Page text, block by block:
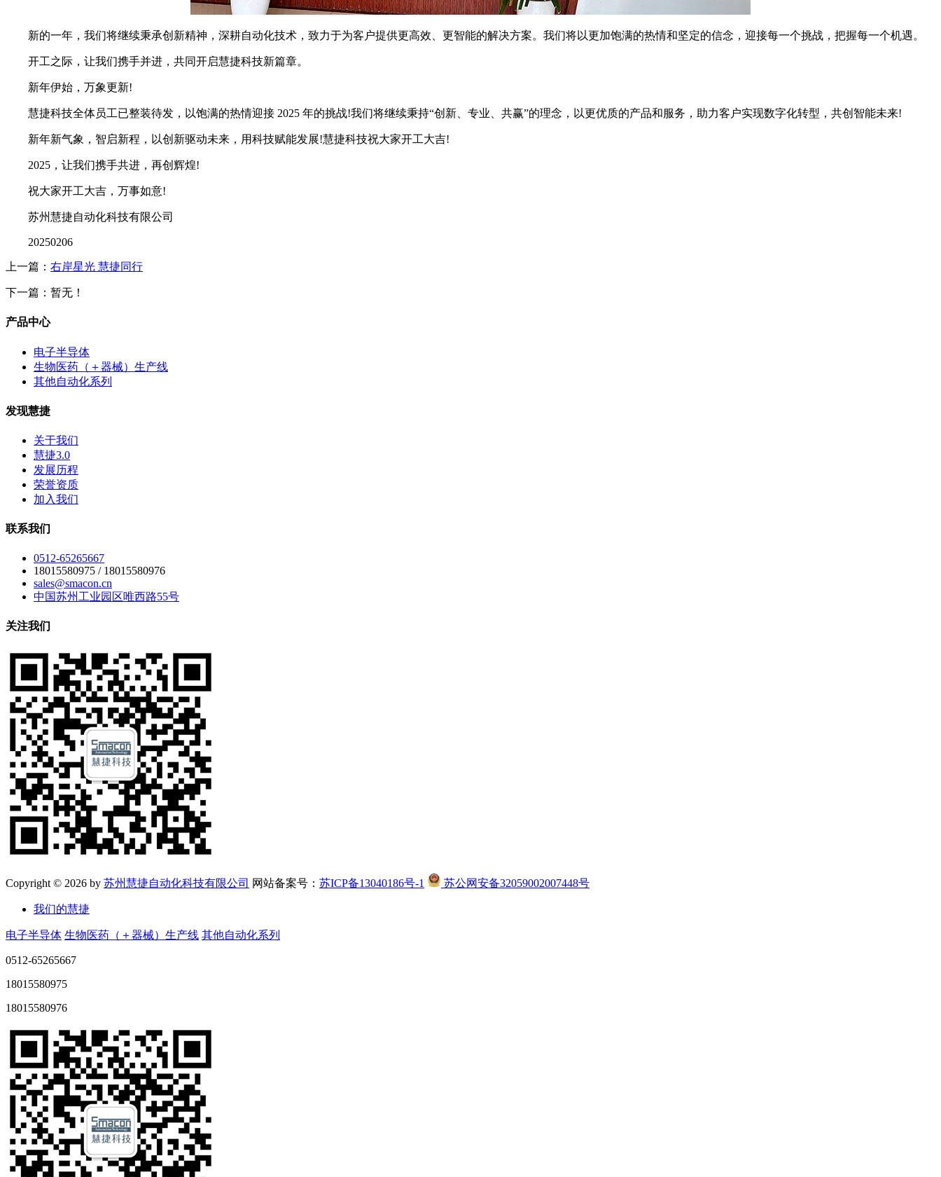
新的一年，我们将继续秉承创新精神，深耕自动化技术，致力于为客户提供更高效、更智能的解决方案。我们将以更加饱满的热情和坚定的信念，迎接每一个挑战，把握每一个机遇。
开工之际，让我们携手并进，共同开启慧捷科技新篇章。
新年伊始，万象更新!
慧捷科技全体员工已整装待发，以饱满的热情迎接 2025 年的挑战!我们将继续秉持“创新、专业、共赢”的理念，以更优质的产品和服务，助力客户实现数字化转型，共创智能未来!
新年新气象，智启新程，以创新驱动未来，用科技赋能发展!慧捷科技祝大家开工大吉!
2025，让我们携手共进，再创辉煌!
祝大家开工大吉，万事如意!
苏州慧捷自动化科技有限公司
20250206
上一篇： 右岸星光 慧捷同行
下一篇：暂无！
产品中心
电子半导体
生物医药（＋器械）生产线
其他自动化系列
发现慧捷
关于我们
慧捷3.0
发展历程
荣誉资质
加入我们
联系我们
0512-65265667
18015580975 / 18015580976
sales@smacon.cn
中国苏州工业园区唯西路55号
关注我们
Copyright © 2026 by 苏州慧捷自动化科技有限公司 网站备案号： 苏ICP备13040186号-1 苏公网安备32059002007448号
我们的慧捷
电子半导体 生物医药（＋器械）生产线 其他自动化系列
0512-65265667
18015580975
18015580976